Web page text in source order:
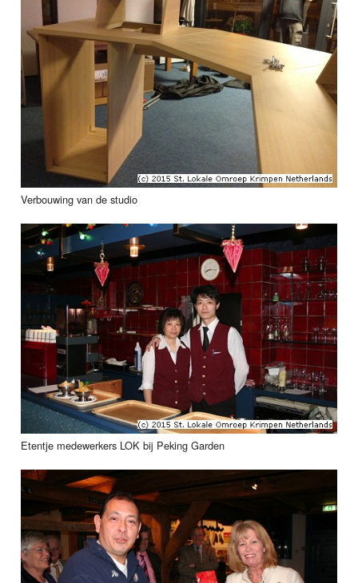
Verbouwing van de studio
Etentje medewerkers LOK bij Peking Garden